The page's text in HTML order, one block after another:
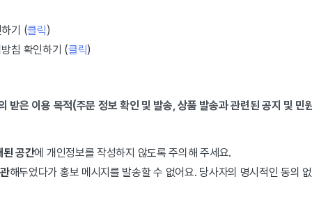
기 (클릭)
침 확인하기 (클릭)
받은 이용 목적(주문 정보 확인 및 발송, 상품 발송과 관련된 공지 및 민
된 공간에 개인정보를 작성하지 않도록 주의해 주세요.
해두었다가 홍보 메시지를 발송할 수 없어요. 당사자의 명시적인 동의